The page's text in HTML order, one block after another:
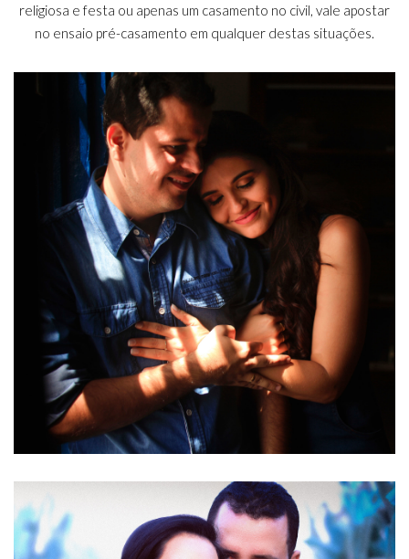
religiosa e festa ou apenas um casamento no civil, vale apostar
no ensaio pré-casamento em qualquer destas situações.